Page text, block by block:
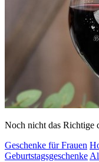
Noch nicht das Richtige
Geschenke für Frauen
Geburtstagsgeschenke